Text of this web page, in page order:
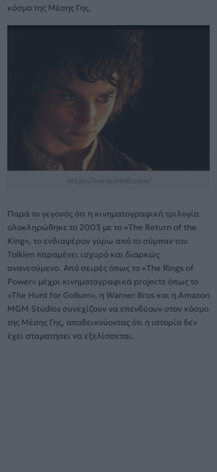
κόσμο της Μέσης Γης.
Παρά το γεγονός ότι η κινηματογραφική τριλογία
ολοκληρώθηκε το 2003 με το «The Return of the
King», το ενδιαφέρον γύρω από το σύμπαν του
Tolkien παραμένει ισχυρό και διαρκώς
ανανεούμενο. Από σειρές όπως το «The Rings of
Power» μέχρι κινηματογραφικά projects όπως το
«The Hunt for Gollum», η Warner Bros και η Amazon
MGM Studios συνεχίζουν να επενδύουν στον κόσμο
της Μέσης Γης, αποδεικνύοντας ότι η ιστορία δεν
έχει σταματήσει να εξελίσσεται.